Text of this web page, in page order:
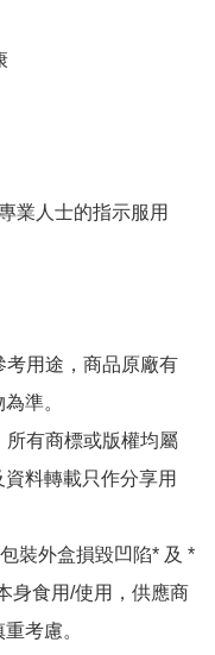
業人士的指示服用
考用途，商品原廠有
準。
所有商標或版權均屬
料轉載只作分享用
裝外盒損毀凹陷* 及 *
身食用/使用，供應商
考慮。